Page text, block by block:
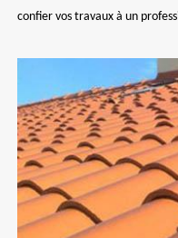
confier vos travaux à un